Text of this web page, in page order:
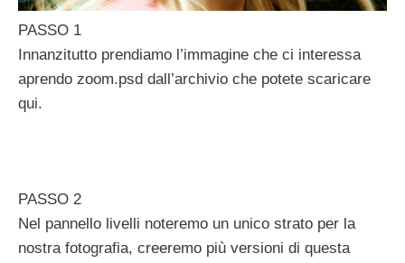
PASSO 1
Innanzitutto prendiamo l’immagine che ci interessa
aprendo zoom.psd dall’archivio che potete scaricare
qui.
PASSO 2
Nel pannello livelli noteremo un unico strato per la
nostra fotografia, creeremo più versioni di questa